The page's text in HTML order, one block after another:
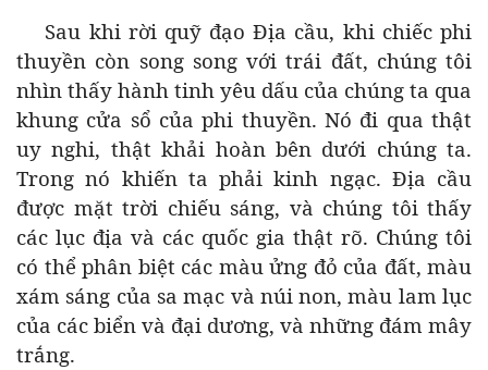
Sau khi rời quỹ đạo Địa cầu, khi chiếc phi
thuyền còn song song với trái đất, chúng tôi
nhìn thấy hành tinh yêu dấu của chúng ta qua
khung cửa sổ của phi thuyền. Nó đi qua thật
uy nghi, thật khải hoàn bên dưới chúng ta.
Trong nó khiến ta phải kinh ngạc. Địa cầu
được mặt trời chiếu sáng, và chúng tôi thấy
các lục địa và các quốc gia thật rõ. Chúng tôi
có thể phân biệt các màu ửng đỏ của đất, màu
xám sáng của sa mạc và núi non, màu lam lục
của các biển và đại dương, và những đám mây
trắng.